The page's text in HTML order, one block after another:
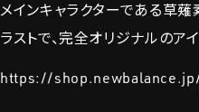
メインキャラクターである草薙
ラストで、完全オリジナルのア
https://